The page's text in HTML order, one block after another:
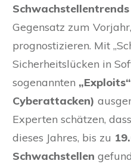
Schwachstellentrends
Gegensatz zum
prognostizieren. Mit
Sicherheitslücken in
sogenannten
Cyberattacken)
Experten schätzen,
dieses Jahres, bis zu
Schwachstellen